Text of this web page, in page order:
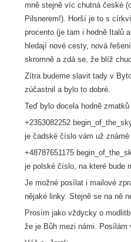
mně stejně víc chutná české
Pilsnerem!). Horší je to s
procento (je tam i hodně Italů
hledají nové cesty, nová
skromně a zdá se, že blíž
Zítra budeme slavit tady v
zúčastnil a bylo to dobré.
Teď bylo docela hodně
+2353082252
je čadské číslo vám už známé
+48787651175
je polské číslo, na které bude
Je možné posílat i mailové
nějaké linky. Stejně se na ně
Prosím jako vždycky o
že je Bůh mezi námi.